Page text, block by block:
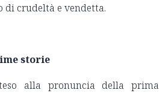
di crudeltà e vendetta.
storie
alla pronuncia della prima